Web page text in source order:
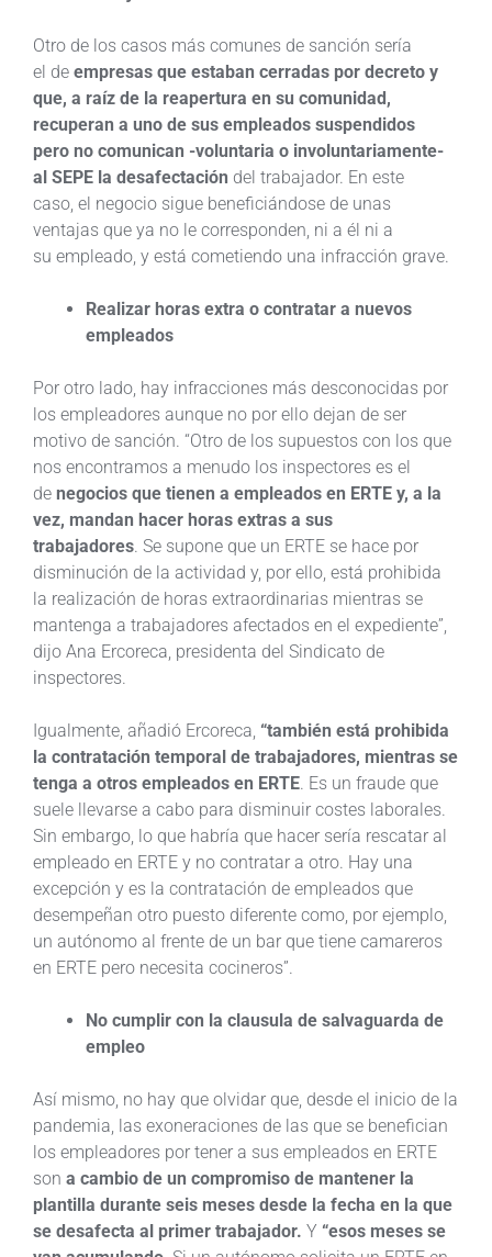
Otro de los casos más comunes de sanción sería
el de empresas que estaban cerradas por decreto y
que, a raíz de la reapertura en su comunidad,
recuperan a uno de sus empleados suspendidos
pero no comunican -voluntaria o involuntariamente-
al SEPE la desafectación del trabajador. En este
caso, el negocio sigue beneficiándose de unas
ventajas que ya no le corresponden, ni a él ni a
su empleado, y está cometiendo una infracción grave.
Realizar horas extra o contratar a nuevos
empleados
Por otro lado, hay infracciones más desconocidas por
los empleadores aunque no por ello dejan de ser
motivo de sanción. “Otro de los supuestos con los que
nos encontramos a menudo los inspectores es el
de negocios que tienen a empleados en ERTE y, a la
vez, mandan hacer horas extras a sus
trabajadores. Se supone que un ERTE se hace por
disminución de la actividad y, por ello, está prohibida
la realización de horas extraordinarias mientras se
mantenga a trabajadores afectados en el expediente”,
dijo Ana Ercoreca, presidenta del Sindicato de
inspectores.
Igualmente, añadió Ercoreca, “también está prohibida
la contratación temporal de trabajadores, mientras se
tenga a otros empleados en ERTE. Es un fraude que
suele llevarse a cabo para disminuir costes laborales.
Sin embargo, lo que habría que hacer sería rescatar al
empleado en ERTE y no contratar a otro. Hay una
excepción y es la contratación de empleados que
desempeñan otro puesto diferente como, por ejemplo,
un autónomo al frente de un bar que tiene camareros
en ERTE pero necesita cocineros”.
No cumplir con la clausula de salvaguarda de
empleo
Así mismo, no hay que olvidar que, desde el inicio de la
pandemia, las exoneraciones de las que se benefician
los empleadores por tener a sus empleados en ERTE
son a cambio de un compromiso de mantener la
plantilla durante seis meses desde la fecha en la que
se desafecta al primer trabajador. Y “esos meses se